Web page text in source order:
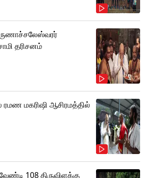
தரிசனம்
மகரிஷி ஆசிரமத்தில்
108 திருவிளக்கு